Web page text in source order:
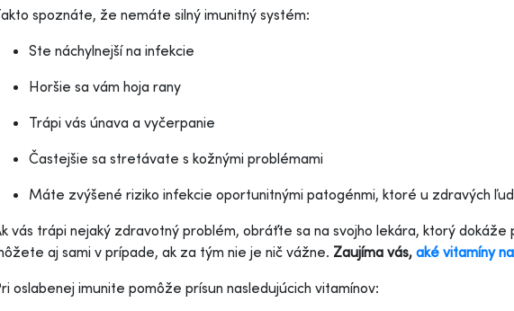
spoznáte, že nemáte silný imunitný systém:
Ste náchylnejší na infekcie
Horšie sa vám hoja rany
Trápi vás únava a vyčerpanie
Častejšie sa stretávate s kožnými problémami
Máte zvýšené riziko infekcie oportunitnými patogénmi, ktoré u zdravých
vás trápi nejaký zdravotný problém, obráťte sa na svojho lekára, ktorý dokáže
aj sami v prípade, ak za tým nie je nič vážne. Zaujíma vás, aké vitamíny
oslabenej imunite pomôže prísun nasledujúcich vitamínov: